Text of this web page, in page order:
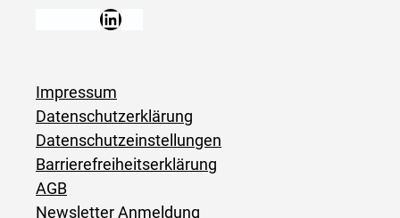
LinkedIn Newsletter Anmeldung
Impressum
Datenschutzerklärung
Datenschutzeinstellungen
Barrierefreiheitserklärung
AGB
Newsletter Anmeldung